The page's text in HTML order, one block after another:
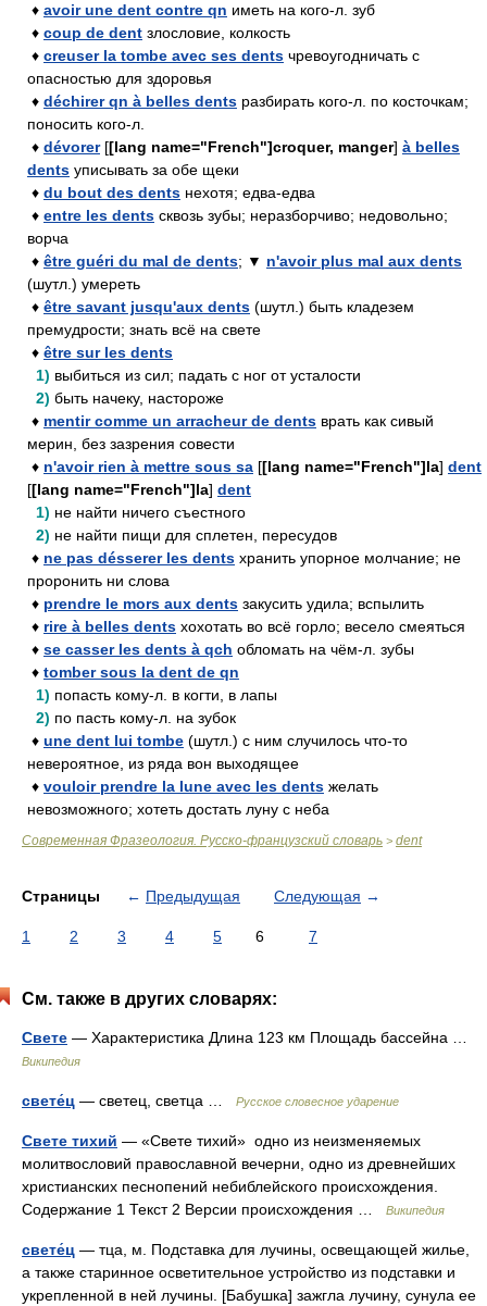
♦ avoir une dent contre qn иметь на кого-л. зуб
♦ coup de dent злословие, колкость
♦ creuser la tombe avec ses dents чревоугодничать с
опасностью для здоровья
♦ déchirer qn à belles dents разбирать кого-л. по косточкам;
поносить кого-л.
♦ dévorer[[lang name="French"]croquer, manger] à belles
dents уписывать за обе щеки
♦ du bout des dents нехотя; едва-едва
♦ entre les dents сквозь зубы; неразборчиво; недовольно;
ворча
♦ être guéri du mal de dents; ▼ n'avoir plus mal aux dents
(шутл.) умереть
♦ être savant jusqu'aux dents (шутл.) быть кладезем
премудрости; знать всё на свете
♦ être sur les dents
1) выбиться из сил; падать с ног от усталости
2) быть начеку, настороже
♦ mentir comme un arracheur de dents врать как сивый
мерин, без зазрения совести
♦ n'avoir rien à mettre sous sa [[lang name="French"]la] dent
[[lang name="French"]la] dent
1) не найти ничего съестного
2) не найти пищи для сплетен, пересудов
♦ ne pas désserer les dents хранить упорное молчание; не
проронить ни слова
♦ prendre le mors aux dents закусить удила; вспылить
♦ rire à belles dents хохотать во всё горло; весело смеяться
♦ se casser les dents à qch обломать на чём-л. зубы
♦ tomber sous la dent de qn
1) попасть кому-л. в когти, в лапы
2) по пасть кому-л. на зубок
♦ une dent lui tombe (шутл.) с ним случилось что-то
невероятное, из ряда вон выходящее
♦ vouloir prendre la lune avec les dents желать
невозможного; хотеть достать луну с неба
Современная Фразеология. Русско-французский словарь > dent
Страницы ← Предыдущая Следующая →
1 2 3 4 5 6 7
См. также в других словарях:
Свете — Характеристика Длина 123 км Площадь бассейна …
Википедия
свете́ц — светец, светца … Русское словесное ударение
Свете тихий — «Свете тихий» одно из неизменяемых
молитвословий православной вечерни, одно из древнейших
христианских песнопений небиблейского происхождения.
Содержание 1 Текст 2 Версии происхождения …
Википедия
свете́ц — тца, м. Подставка для лучины, освещающей жилье,
а также старинное осветительное устройство из подставки и
укрепленной в ней лучины. [Бабушка] зажгла лучину, сунула ее